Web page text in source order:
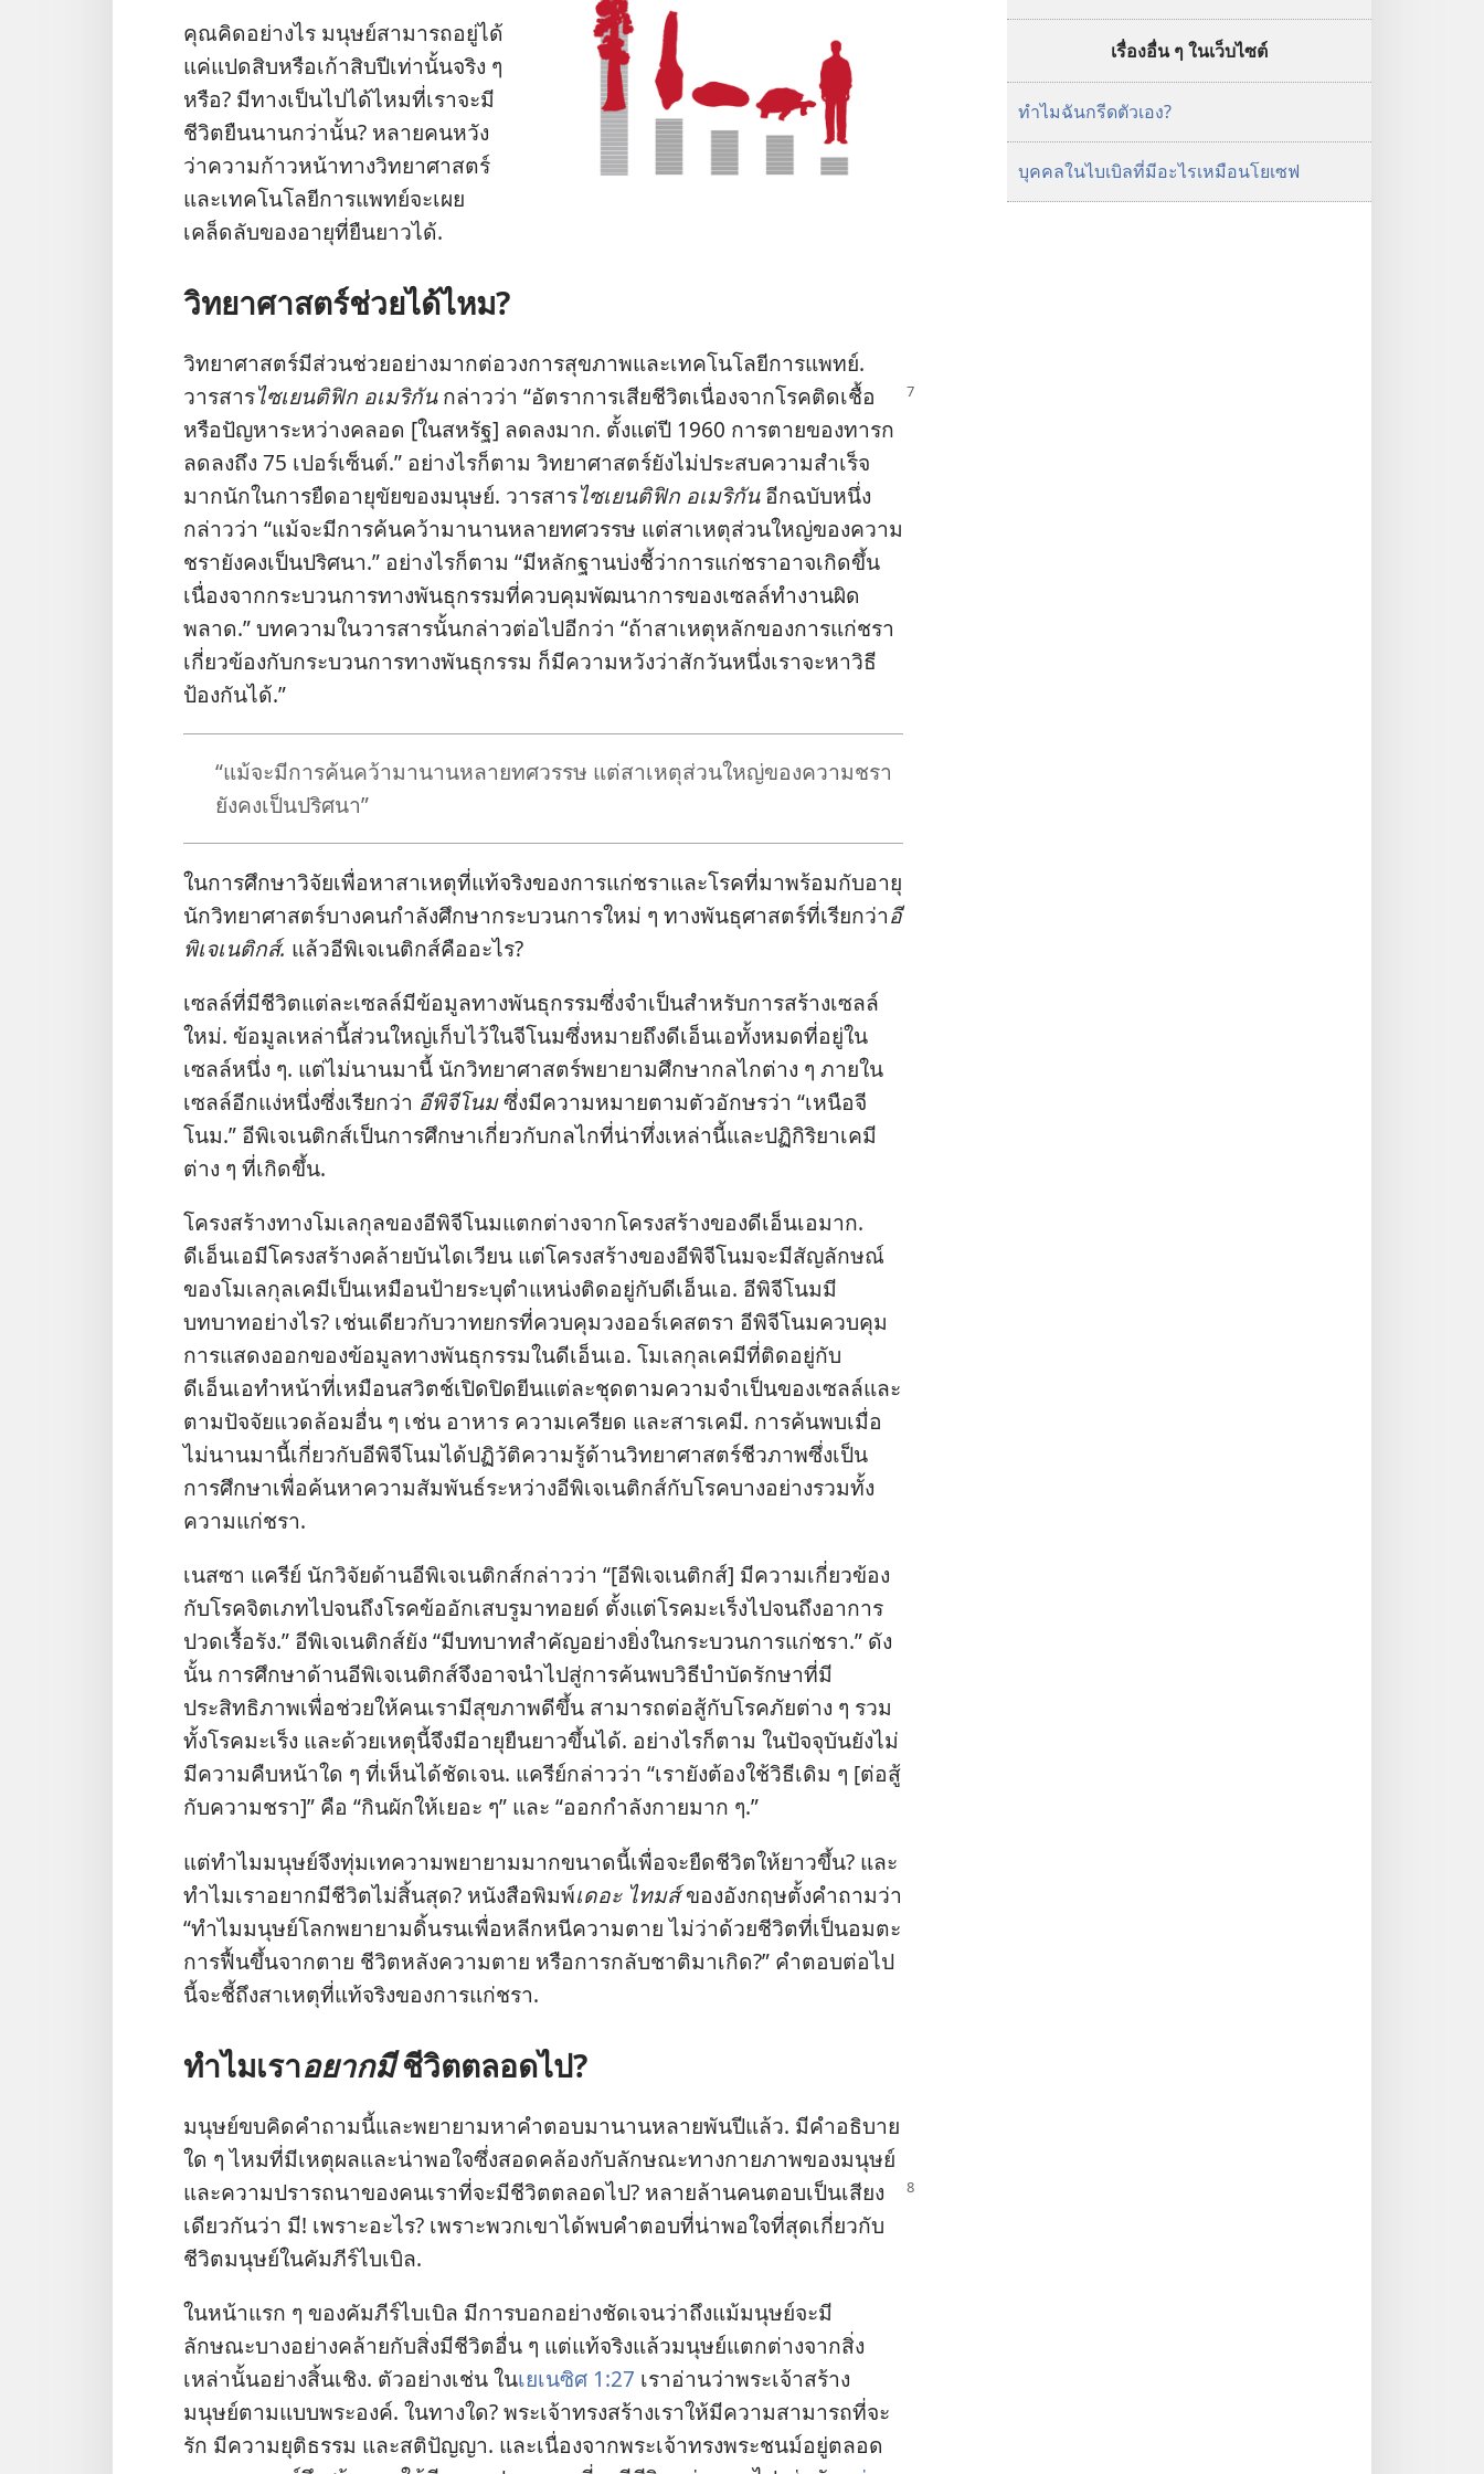
คุณ​คิด​อย่าง​ไร มนุษย์​สามารถ​อยู่​ได้​
แค่​แปด​สิบ​หรือ​เก้า​สิบ​ปี​เท่า​นั้น​จริง ๆ
หรือ? มี​ทาง​เป็น​ไป​ได้​ไหม​ที่​เรา​จะ​มี​
ชีวิต​ยืน​นาน​กว่า​นั้น? หลาย​คน​หวัง​
ว่า​ความ​ก้าว​หน้า​ทาง​วิทยาศาสตร์​
และ​เทคโนโลยี​การ​แพทย์​จะ​เผย​
เคล็ดลับ​ของ​อายุ​ที่​ยืน​ยาว​ได้.
วิทยาศาสตร์​ช่วย​ได้​ไหม?
วิทยาศาสตร์​มี​ส่วน​ช่วย​อย่าง​มาก​ต่อ​วงการ​สุขภาพ​และ​เทคโนโลยี​การ​แพทย์.
วารสาร​ไซเยนติฟิก อเมริกันกล่าว​ว่า “อัตรา​การ​เสีย​ชีวิต​เนื่อง​จาก​โรค​ติด​เชื้อ​
หรือ​ปัญหา​ระหว่าง​คลอด [ใน​สหรัฐ] ลด​ลง​มาก. ตั้ง​แต่​ปี 1960 การ​ตาย​ของ​ทารก​
ลด​ลง​ถึง 75 เปอร์เซ็นต์.” อย่าง​ไร​ก็​ตาม วิทยาศาสตร์​ยัง​ไม่​ประสบ​ความ​สำเร็จ​
มาก​นัก​ใน​การ​ยืด​อายุ​ขัย​ของ​มนุษย์. วารสาร​ไซเยนติฟิก อเมริกันอีก​ฉบับ​หนึ่ง​
กล่าว​ว่า “แม้​จะ​มี​การ​ค้นคว้า​มา​นาน​หลาย​ทศวรรษ แต่​สาเหตุ​ส่วน​ใหญ่​ของ​ความ​
ชรา​ยัง​คง​เป็น​ปริศนา.” อย่าง​ไร​ก็​ตาม “มี​หลักฐาน​บ่ง​ชี้​ว่า​การ​แก่​ชรา​อาจ​เกิด​ขึ้น​
เนื่อง​จาก​กระบวนการ​ทาง​พันธุกรรม​ที่​ควบคุม​พัฒนาการ​ของ​เซลล์​ทำ​งาน​ผิด​
พลาด.” บทความ​ใน​วารสาร​นั้น​กล่าว​ต่อ​ไป​อีก​ว่า “ถ้า​สาเหตุ​หลัก​ของ​การ​แก่​ชรา​
เกี่ยว​ข้อง​กับ​กระบวนการ​ทาง​พันธุกรรม ก็​มี​ความ​หวัง​ว่า​สัก​วัน​หนึ่ง​เรา​จะ​หา​วิธี​
ป้องกัน​ได้.”
“แม้​จะ​มี​การ​ค้นคว้า​มา​นาน​หลาย​ทศวรรษ แต่​สาเหตุ​ส่วน​ใหญ่​ของ​ความ​ชรา​
ยัง​คง​เป็น​ปริศนา”
ใน​การ​ศึกษา​วิจัย​เพื่อ​หา​สาเหตุ​ที่​แท้​จริง​ของ​การ​แก่​ชรา​และ​โรค​ที่​มา​พร้อม​กับ​อายุ
นัก​วิทยาศาสตร์​บาง​คน​กำลัง​ศึกษา​กระบวนการ​ใหม่ ๆ ทาง​พันธุศาสตร์​ที่​เรียก​ว่า​อี
พิเจเนติกส์. แล้ว​อีพิเจเนติกส์​คือ​อะไร?
เซลล์​ที่​มี​ชีวิต​แต่​ละ​เซลล์​มี​ข้อมูล​ทาง​พันธุกรรม​ซึ่ง​จำเป็น​สำหรับ​การ​สร้าง​เซลล์​
ใหม่. ข้อมูล​เหล่า​นี้​ส่วน​ใหญ่​เก็บ​ไว้​ใน​จีโนม​ซึ่ง​หมาย​ถึง​ดีเอ็นเอ​ทั้ง​หมด​ที่​อยู่​ใน​
เซลล์​หนึ่ง ๆ. แต่​ไม่​นาน​มา​นี้ นัก​วิทยาศาสตร์​พยายาม​ศึกษา​กลไก​ต่าง ๆ ภาย​ใน​
เซลล์​อีก​แง่​หนึ่ง​ซึ่ง​เรียก​ว่า อีพิจีโนมซึ่ง​มี​ความ​หมาย​ตาม​ตัว​อักษร​ว่า “เหนือ​จี
โนม.” อีพิเจเนติกส์​เป็น​การ​ศึกษา​เกี่ยว​กับ​กลไก​ที่​น่า​ทึ่ง​เหล่า​นี้​และ​ปฏิกิริยา​เคมี​
ต่าง ๆ ที่​เกิด​ขึ้น.
โครง​สร้าง​ทาง​โมเลกุล​ของ​อีพิจีโนม​แตกต่าง​จาก​โครง​สร้าง​ของ​ดีเอ็นเอ​มาก.
ดีเอ็นเอ​มี​โครง​สร้าง​คล้าย​บันได​เวียน แต่​โครง​สร้าง​ของ​อีพิจีโนม​จะ​มี​สัญลักษณ์​
ของ​โมเลกุล​เคมี​เป็น​เหมือน​ป้าย​ระบุ​ตำแหน่ง​ติด​อยู่​กับ​ดีเอ็นเอ. อีพิจีโนม​มี​
บทบาท​อย่าง​ไร? เช่น​เดียว​กับ​วาทยกร​ที่​ควบคุม​วง​ออร์เคสตรา อีพิจีโนม​ควบคุม​
การ​แสดง​ออก​ของ​ข้อมูล​ทาง​พันธุกรรม​ใน​ดีเอ็นเอ. โมเลกุล​เคมี​ที่​ติด​อยู่​กับ​
ดีเอ็นเอ​ทำ​หน้า​ที่​เหมือน​สวิตช์​เปิด​ปิด​ยีน​แต่​ละ​ชุด​ตาม​ความ​จำเป็น​ของ​เซลล์​และ​
ตาม​ปัจจัย​แวด​ล้อม​อื่น ๆ เช่น อาหาร ความ​เครียด และ​สาร​เคมี. การ​ค้น​พบ​เมื่อ​
ไม่​นาน​มา​นี้​เกี่ยว​กับ​อีพิจีโนม​ได้​ปฏิวัติ​ความ​รู้​ด้าน​วิทยาศาสตร์​ชีวภาพ​ซึ่ง​เป็น​
การ​ศึกษา​เพื่อ​ค้น​หา​ความ​สัมพันธ์​ระหว่าง​อีพิเจเนติกส์​กับ​โรค​บาง​อย่าง​รวม​ทั้ง​
ความ​แก่​ชรา.
เนสซา แครีย์ นัก​วิจัย​ด้าน​อีพิเจเนติกส์​กล่าว​ว่า “[อีพิเจเนติกส์] มี​ความ​เกี่ยว​ข้อง​
กับ​โรค​จิตเภท​ไป​จน​ถึง​โรค​ข้อ​อักเสบ​รูมาทอยด์ ตั้ง​แต่​โรค​มะเร็ง​ไป​จน​ถึง​อาการ​
ปวด​เรื้อรัง.” อีพิเจเนติกส์​ยัง “มี​บทบาท​สำคัญ​อย่าง​ยิ่ง​ใน​กระบวนการ​แก่​ชรา.” ดัง​
นั้น การ​ศึกษา​ด้าน​อีพิเจเนติกส์​จึง​อาจ​นำ​ไป​สู่​การ​ค้น​พบ​วิธี​บำบัด​รักษา​ที่​มี​
ประสิทธิภาพ​เพื่อ​ช่วย​ให้​คน​เรา​มี​สุขภาพ​ดี​ขึ้น สามารถ​ต่อ​สู้​กับ​โรค​ภัย​ต่าง ๆ รวม​
ทั้ง​โรค​มะเร็ง และ​ด้วย​เหตุ​นี้​จึง​มี​อายุ​ยืน​ยาว​ขึ้น​ได้. อย่าง​ไร​ก็​ตาม ใน​ปัจจุบัน​ยัง​ไม่​
มี​ความ​คืบ​หน้า​ใด ๆ ที่​เห็น​ได้​ชัดเจน. แครีย์​กล่าว​ว่า “เรา​ยัง​ต้อง​ใช้​วิธี​เดิม ๆ [ต่อ​สู้​
กับ​ความ​ชรา]” คือ “กิน​ผัก​ให้​เยอะ ๆ” และ “ออก​กำลัง​กาย​มาก ๆ.”
แต่​ทำไม​มนุษย์​จึง​ทุ่มเท​ความ​พยายาม​มาก​ขนาด​นี้​เพื่อ​จะ​ยืด​ชีวิต​ให้​ยาว​ขึ้น? และ​
ทำไม​เรา​อยาก​มี​ชีวิต​ไม่​สิ้น​สุด? หนังสือ​พิมพ์​เดอะ ไทมส์ของ​อังกฤษ​ตั้ง​คำ​ถาม​ว่า
“ทำไม​มนุษย์​โลก​พยายาม​ดิ้นรน​เพื่อ​หลีก​หนี​ความ​ตาย ไม่​ว่า​ด้วย​ชีวิต​ที่​เป็น​อมตะ
การ​ฟื้น​ขึ้น​จาก​ตาย ชีวิต​หลัง​ความ​ตาย หรือ​การ​กลับ​ชาติ​มา​เกิด?” คำ​ตอบ​ต่อ​ไป​
นี้​จะ​ชี้​ถึง​สาเหตุ​ที่​แท้​จริง​ของ​การ​แก่​ชรา.
ทำไม​เรา​อยาก​มีชีวิต​ตลอด​ไป?
มนุษย์​ขบ​คิด​คำ​ถาม​นี้​และ​พยายาม​หา​คำ​ตอบ​มา​นาน​หลาย​พัน​ปี​แล้ว. มี​คำ​อธิบาย​
ใด ๆ ไหม​ที่​มี​เหตุ​ผล​และ​น่า​พอ​ใจ​ซึ่ง​สอดคล้อง​กับ​ลักษณะ​ทาง​กายภาพ​ของ​มนุษย์​
และ​ความ​ปรารถนา​ของ​คน​เรา​ที่​จะ​มี​ชีวิต​ตลอด​ไป? หลาย​ล้าน​คน​ตอบ​เป็น​เสียง​
เดียว​กัน​ว่า มี! เพราะ​อะไร? เพราะ​พวก​เขา​ได้​พบ​คำ​ตอบ​ที่​น่า​พอ​ใจ​ที่​สุด​เกี่ยว​กับ​
ชีวิต​มนุษย์​ใน​คัมภีร์​ไบเบิล.
ใน​หน้า​แรก ๆ ของ​คัมภีร์​ไบเบิล มี​การ​บอก​อย่าง​ชัดเจน​ว่า​ถึง​แม้​มนุษย์​จะ​มี​
ลักษณะ​บาง​อย่าง​คล้าย​กับ​สิ่ง​มี​ชีวิต​อื่น ๆ แต่​แท้​จริง​แล้ว​มนุษย์​แตกต่าง​จาก​สิ่ง​
เหล่า​นั้น​อย่าง​สิ้นเชิง. ตัว​อย่าง​เช่น ใน​เยเนซิศ 1:27 เรา​อ่าน​ว่า​พระเจ้า​สร้าง​
มนุษย์​ตาม​แบบ​พระองค์. ใน​ทาง​ใด? พระเจ้า​ทรง​สร้าง​เรา​ให้​มี​ความ​สามารถ​ที่​จะ​
รัก มี​ความ​ยุติธรรม และ​สติ​ปัญญา. และ​เนื่อง​จาก​พระเจ้า​ทรง​พระ​ชนม์​อยู่​ตลอด​
เรื่องอื่น ๆ ในเว็บไซต์
ทำไมฉันกรีดตัวเอง?
บุคคลในไบเบิลที่มีอะไรเหมือนโยเซฟ